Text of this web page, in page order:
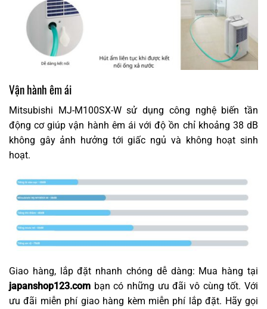
Vận hành êm ái
Mitsubishi MJ-M100SX-W sử dụng công nghệ biến tần
động cơ giúp vận hành êm ái với độ ồn chỉ khoảng 38 dB
không gây ảnh hưởng tới giấc ngủ và không hoạt sinh
hoạt.
Giao hàng, lắp đặt nhanh chóng dễ dàng: Mua hàng tại
japanshop123.com bạn có những ưu đãi vô cùng tốt. Với
ưu đãi miễn phí giao hàng kèm miễn phí lắp đặt. Hãy gọi